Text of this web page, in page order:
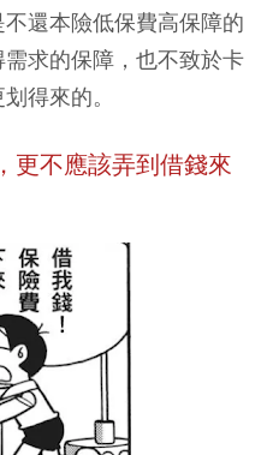
還本險低保費高保障的
求的保障，也不致於卡
得來的。
更不應該弄到借錢來